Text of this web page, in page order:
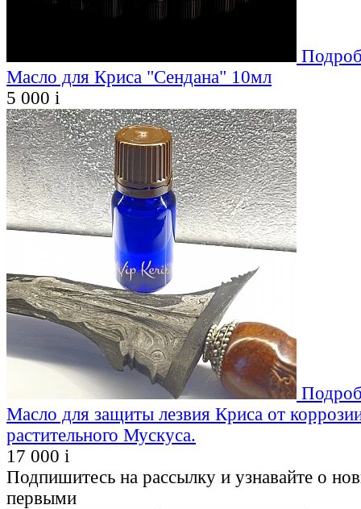
Масло для Криса "Сендана" 10мл
5 000 i
Масло для защиты лезвия Криса от
растительного Мускуса.
17 000 i
Подпишитесь на рассылку и узнавайте о
первыми